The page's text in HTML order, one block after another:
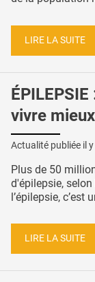
LIRE LA SUITE
vivre mieux
Actualité publiée il y
Plus de 50
d'épilepsie, selon
l’épilepsie, c’est
LIRE LA SUITE